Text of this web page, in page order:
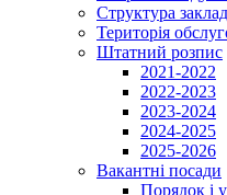
Структура
Територія
Штатний розпис
2021-2022
2022-2023
2023-2024
2024-2025
2025-2026
Вакантні посади
Порядок і